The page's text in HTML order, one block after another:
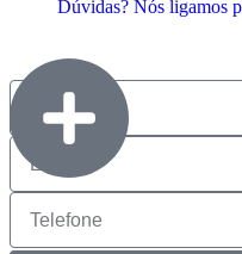
Dúvidas? Nós ligamos